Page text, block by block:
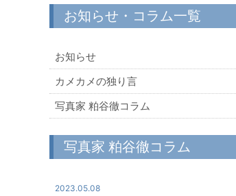
お知らせ・コラム一覧
お知らせ
カメカメの独り言
写真家 粕谷徹コラム
写真家 粕谷徹コラム
2023.05.08